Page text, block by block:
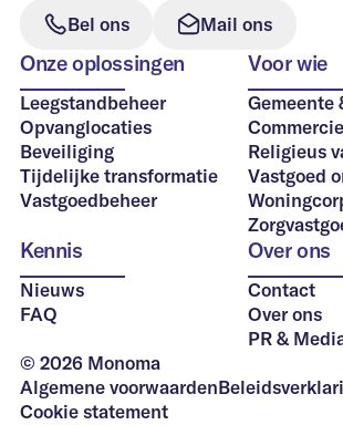
Bel ons Mail ons
Onze oplossingen
Leegstandbeheer
Opvanglocaties
Beveiliging
Tijdelijke transformatie
Vastgoedbeheer
Voor wie
Gemeente
Religieus
Vastgoed
Kennis
Nieuws
FAQ
Over ons
Contact
Over ons
PR &
© 2026 Monoma
Algemene voorwaarden
Cookie statement